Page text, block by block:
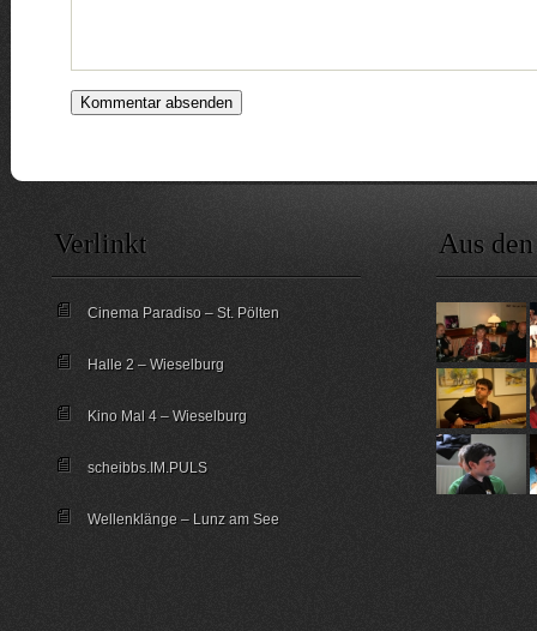
Verlinkt
Cinema Paradiso – St. Pölten
Halle 2 – Wieselburg
Kino Mal 4 – Wieselburg
scheibbs.IM.PULS
Wellenklänge – Lunz am See
Aus